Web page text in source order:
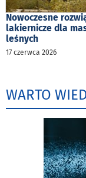
Nowoczesne
lakiernicze dla
leśnych
17 czerwca 2026
WARTO